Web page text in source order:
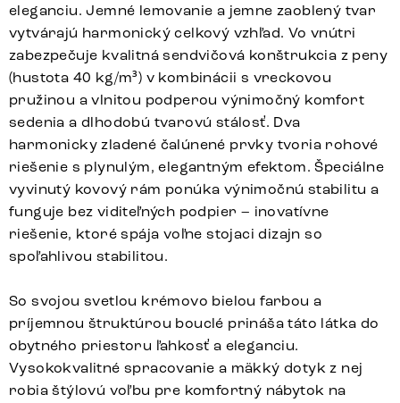
eleganciu. Jemné lemovanie a jemne zaoblený tvar
vytvárajú harmonický celkový vzhľad. Vo vnútri
zabezpečuje kvalitná sendvičová konštrukcia z peny
(hustota 40 kg/m³) v kombinácii s vreckovou
pružinou a vlnitou podperou výnimočný komfort
sedenia a dlhodobú tvarovú stálosť. Dva
harmonicky zladené čalúnené prvky tvoria rohové
riešenie s plynulým, elegantným efektom. Špeciálne
vyvinutý kovový rám ponúka výnimočnú stabilitu a
funguje bez viditeľných podpier – inovatívne
riešenie, ktoré spája voľne stojaci dizajn so
spoľahlivou stabilitou.
So svojou svetlou krémovo bielou farbou a
príjemnou štruktúrou bouclé prináša táto látka do
obytného priestoru ľahkosť a eleganciu.
Vysokokvalitné spracovanie a mäkký dotyk z nej
robia štýlovú voľbu pre komfortný nábytok na